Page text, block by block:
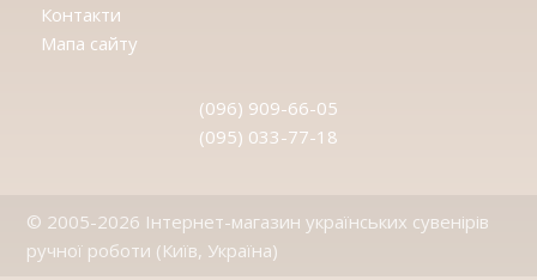
Контакти
Мапа сайту
(096) 909-66-05
(095) 033-77-18
© 2005-2026 Інтернет-магазин українських сувенірів
ручної роботи (Київ, Україна)